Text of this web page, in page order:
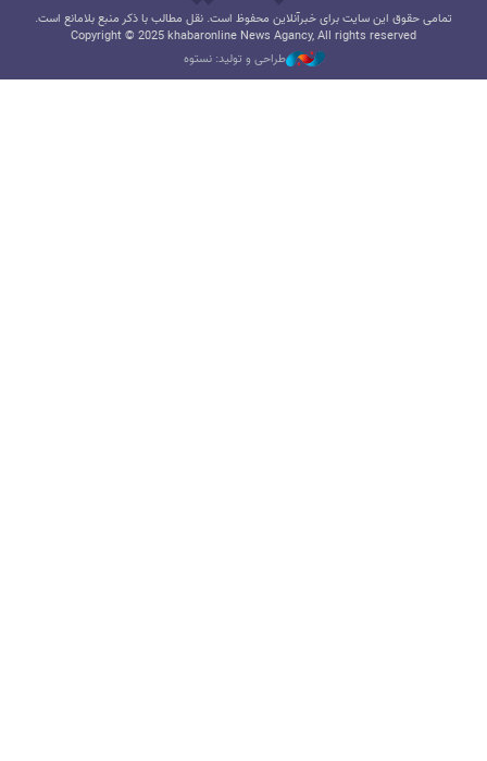
تمامی حقوق این سایت برای خبرآنلاین محفوظ است. نقل مطالب با ذکر منبع بلامانع است.
Copyright © 2025 khabaronline News Agancy, All rights reserved
طراحی و تولید: نستوه